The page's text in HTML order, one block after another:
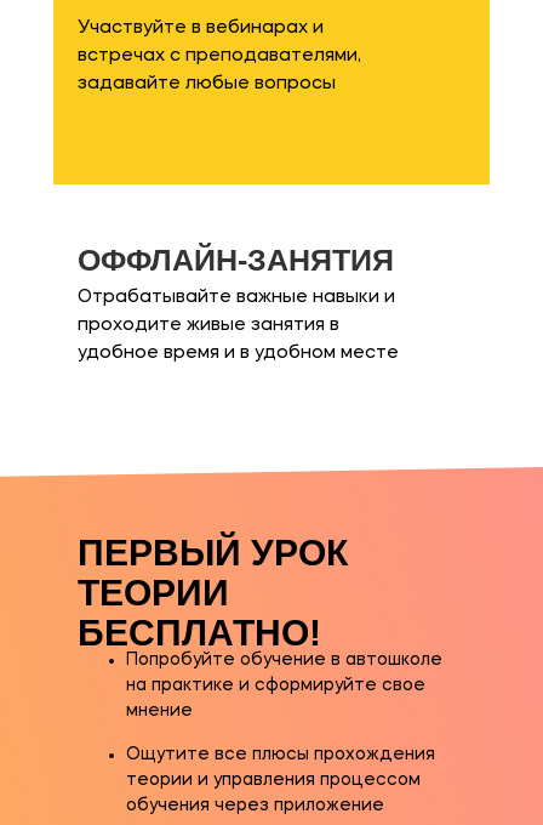
ОФФЛАЙН-ЗАНЯТИЯ
Участвуйте в вебинарах и
встречах с преподавателями,
задавайте любые вопросы
Отрабатывайте важные навыки и
проходите живые занятия в
удобное время и в удобном месте
ПЕРВЫЙ УРОК
ТЕОРИИ
БЕСПЛАТНО!
Попробуйте обучение в автошколе
на практике и сформируйте свое
мнение
Ощутите все плюсы прохождения
теории и управления процессом
обучения через приложение